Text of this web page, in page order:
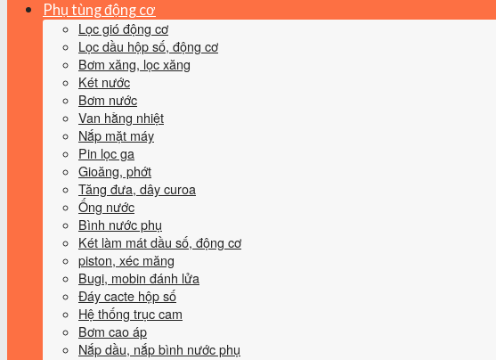
Phụ tùng động cơ
Lọc gió động cơ
Lọc dầu hộp số, động cơ
Bơm xăng, lọc xăng
Két nước
Bơm nước
Van hằng nhiệt
Nắp mặt máy
Pin lọc ga
Gioăng, phớt
Tăng đưa, dây curoa
Ống nước
Bình nước phụ
Két làm mát dầu số, động cơ
piston, xéc măng
Bugi, mobin đánh lửa
Đáy cacte hộp số
Hệ thống trục cam
Bơm cao áp
Nắp dầu, nắp bình nước phụ